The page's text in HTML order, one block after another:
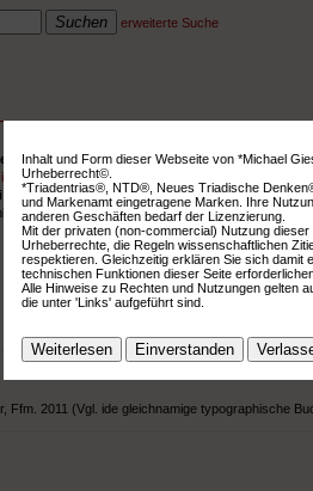
erweiterte Suche
Neue Medien
Michael
Suhrkamp
Main
Ffm. 2011 (Vgl. ide gleichnamige typographische
Inhalt und Form dieser Webseite von *Michael
Urheberrecht©.
*Triadentrias®, NTD®, Neues Triadische
und Markenamt eingetragene Marken. Ihre
anderen Geschäften bedarf der Lizenzierung.
Mit der privaten (non-commercial) Nutzung dieser
Urheberrechte, die Regeln wissenschaftlichen
respektieren. Gleichzeitig erklären Sie sich damit
technischen Funktionen dieser Seite
Alle Hinweise zu Rechten und Nutzungen gelten
die unter 'Links' aufgeführt sind.
Weiterlesen Einverstanden